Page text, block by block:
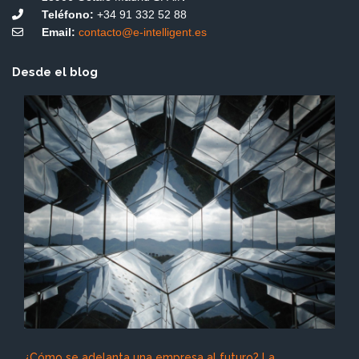
Teléfono: +34 91 332 52 88
Email: contacto@e-intelligent.es
Desde el blog